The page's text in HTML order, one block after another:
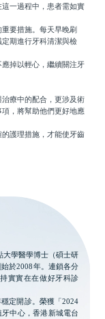
一過程中，患者需如實
要措施。每天早晚刷
期進行牙科清潔與檢
掉以輕心，繼續關注牙
療中的配合，更涉及術
，將幫助他們更好地應
護理措施，才能使牙齒
大學醫學博士（碩士研
於2008年。連鎖各分
實實在在做好牙科診
定開診。榮獲「2024
中心，香港新城電台